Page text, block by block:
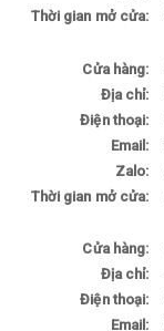
Thời gian mở cửa:
Cửa hàng:
Địa chỉ:
Điện thoại:
Email:
Zalo:
Thời gian mở cửa:
Cửa hàng:
Địa chỉ:
Điện thoại:
Email: